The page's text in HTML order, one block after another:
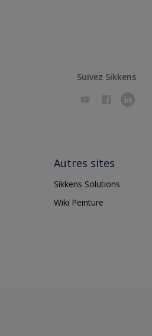
Suivez Sikkens
Autres sites
Sikkens Solutions
Wiki Peinture